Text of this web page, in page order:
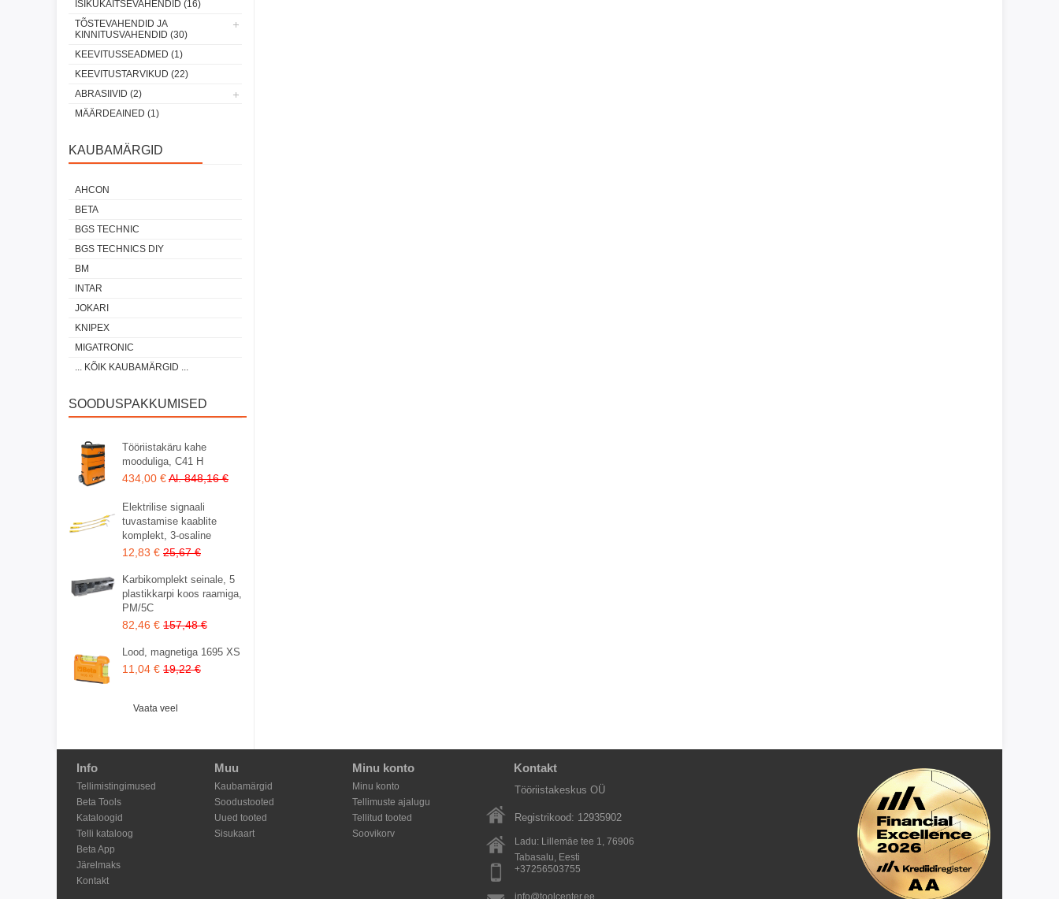
ISIKUKAITSEVAHENDID (16)
TÕSTEVAHENDID JA
KINNITUSVAHENDID (30)
KEEVITUSSEADMED (1)
KEEVITUSTARVIKUD (22)
ABRASIIVID (2)
MÄÄRDEAINED (1)
KAUBAMÄRGID
AHCON
BETA
BGS TECHNIC
BGS TECHNICS DIY
BM
INTAR
JOKARI
KNIPEX
MIGATRONIC
... KÕIK KAUBAMÄRGID ...
SOODUSPAKKUMISED
Tööriistakäru kahe
mooduliga, C41 H
434,00 €Al. 848,16 €
Elektrilise signaali
tuvastamise kaablite
komplekt, 3-osaline
12,83 € 25,67 €
Karbikomplekt seinale, 5
plastikkarpi koos raamiga,
PM/5C
82,46 € 157,48 €
Lood, magnetiga 1695 XS
11,04 € 19,22 €
Vaata veel
Info
Tellimistingimused
Beta Tools
Kataloogid
Telli kataloog
Beta App
Järelmaks
Kontakt
Muu
Kaubamärgid
Soodustooted
Uued tooted
Sisukaart
Minu konto
Minu konto
Tellimuste ajalugu
Tellitud tooted
Soovikorv
Kontakt
Tööriistakeskus OÜ
Registrikood: 12935902
Ladu: Lillemäe tee 1, 76906
Tabasalu, Eesti
+37256503755
info@toolcenter.ee